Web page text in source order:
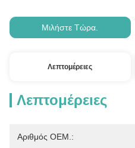
Μιλήστε Τώρα.
Λεπτομέρειες
Λεπτομέρειες
Αριθμός OEM.: